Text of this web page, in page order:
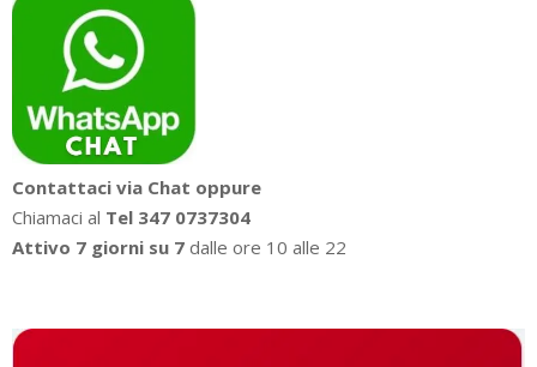
Contattaci via Chat oppure
Chiamaci al Tel 347 0737304
Attivo 7 giorni su 7 dalle ore 10 alle 22